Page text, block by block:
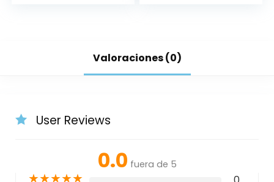
Valoraciones (0)
User Reviews
0.0 fuera de 5
★★★★★